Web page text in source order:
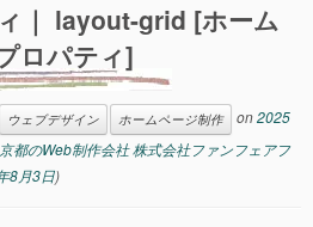
｜ layout-grid [ホーム
ロパティ]
ウェブデザイン ホームページ制作 on2025
都のWeb制作会社 株式会社ファンフェアフ
8月3日)